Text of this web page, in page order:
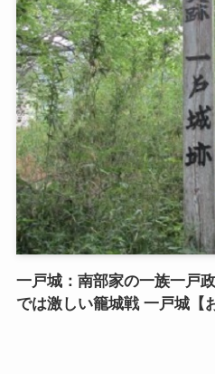
一戸城：南部家の一族一戸
では激しい籠城戦 一戸城【